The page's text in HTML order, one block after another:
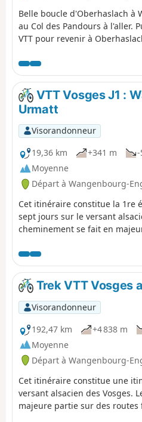
Belle boucle d'Oberhaslach à
au Col des Pandours à l'aller.
VTT pour revenir à
quelques passages
courts.
VTT Vosges J1 :
Urmatt
Visorandonneur
19,36 km
+341 m -
Moyenne
Départ à Wangenbourg-
Cet itinéraire constitue la 1re
sept jours sur le versant
cheminement se fait en
constitué de plaquettes sur
VTT Orange ou Rouge
(Traversée du Massif
courte afin de se familiariser
signalétique.
Trek VTT Vosges
Visorandonneur
192,47 km
+4 838 m
Moyenne
Départ à Wangenbourg-
Cet itinéraire constitue une
versant alsacien des Vosges.
majeure partie sur des routes